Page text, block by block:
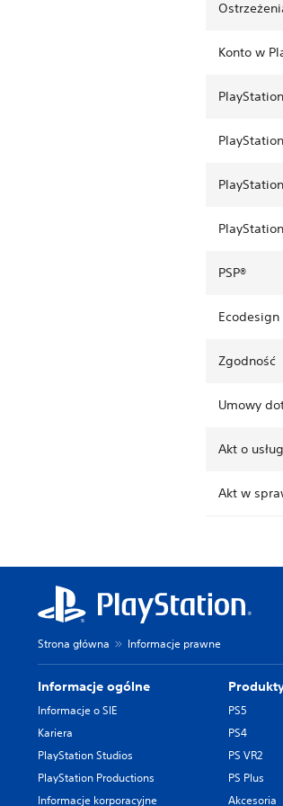
Konto w
PSP®
Ecodesign
Zgodność
Umowy
Akt o
Akt w
Strona główna Informacje prawne
Informacje ogólne
Informacje o SIE
Kariera
PlayStation Studios
PlayStation Productions
Informacje korporacyjne
PS5
PS4
PS VR2
PS Plus
Akcesoria